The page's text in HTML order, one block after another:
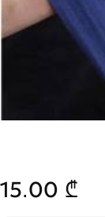
15.00 ₾